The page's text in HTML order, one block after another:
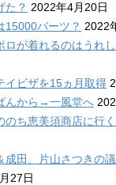
た？ 2022年4月20日
15000バーツ？ 2022
ロが着れるのはうれ
イビザを15ヵ月取得
んから→一風堂へ
のち恵美須商店に行く
成田、片山さつきの
27日